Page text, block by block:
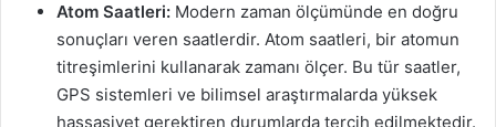
Atom Saatleri: Modern zaman ölçümünde en doğru
sonuçları veren saatlerdir. Atom saatleri, bir atomun
titreşimlerini kullanarak zamanı ölçer. Bu tür saatler,
GPS sistemleri ve bilimsel araştırmalarda yüksek
hassasiyet gerektiren durumlarda tercih edilmektedir.